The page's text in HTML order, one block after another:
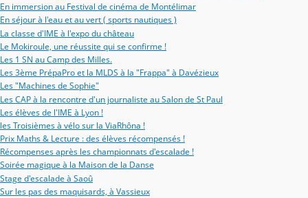
En immersion au Festival de cinéma de Montélimar
En séjour à l'eau et au vert ( sports nautiques )
La classe d'IME à l'expo du château
Le Mokiroule, une réussite qui se confirme !
Les 1 SN au Camp des Milles.
Les 3ème PrépaPro et la MLDS à la "Frappa" à Davézieux
Les "Machines de Sophie"
Les CAP à la rencontre d'un journaliste au Salon de St Paul
Les élèves de l'IME à Lyon !
les Troisièmes à vélo sur la ViaRhôna !
Prix Maths & Lecture : des élèves récompensés !
Récompenses après les championnats d'escalade !
Soirée magique à la Maison de la Danse
Stage d'escalade à Saoû
Sur les pas des maquisards, à Vassieux